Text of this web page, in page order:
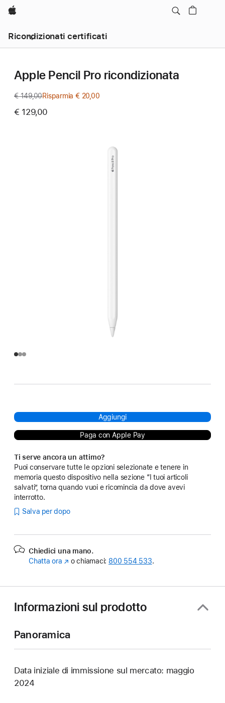
Apple
Ricondizionati certificati
Apple Pencil Pro ricondizionata
€ 149,00Prezzo
Risparmia € 20,00
€ 129,00
Aggiungi
Paga con Apple Pay
Ti serve ancora un attimo?
Puoi conservare tutte le opzioni selezionate e tenere in
memoria questo dispositivo nella sezione “I tuoi articoli
salvati”, torna quando vuoi e ricomincia da dove avevi
interrotto.
Salva per dopo
Chiedici una mano.
Chatta ora (Si
nuova
finestra)
o chiamaci: 800 554 533.
Informazioni sul prodotto
Panoramica
Data iniziale di immissione sul mercato: maggio
2024